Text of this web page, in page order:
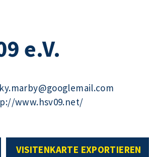
e.V.
www.hsv09.net/
VISITENKARTE EXPORTIEREN